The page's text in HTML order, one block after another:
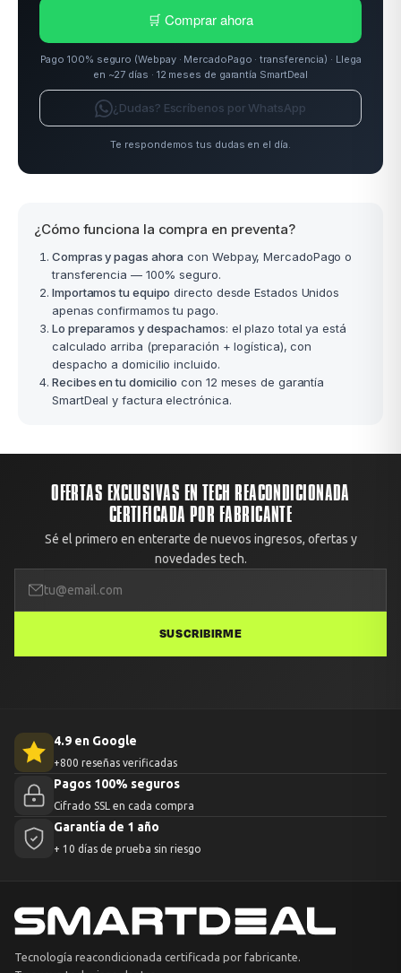
🛒 Comprar ahora
Pago 100% seguro (Webpay · MercadoPago · transferencia) · Llega
en ~27 días · 12 meses de garantía SmartDeal
¿Dudas? Escríbenos por WhatsApp
Te respondemos tus dudas en el día.
¿Cómo funciona la compra en preventa?
Compras y pagas ahora con Webpay, MercadoPago o
transferencia — 100% seguro.
Importamos tu equipo directo desde Estados Unidos
apenas confirmamos tu pago.
Lo preparamos y despachamos: el plazo total ya está
calculado arriba (preparación + logística), con
despacho a domicilio incluido.
Recibes en tu domicilio con 12 meses de garantía
SmartDeal y factura electrónica.
OFERTAS EXCLUSIVAS EN TECH REACONDICIONADA
CERTIFICADA POR FABRICANTE
Sé el primero en enterarte de nuevos ingresos, ofertas y
novedades tech.
SUSCRIBIRME
4.9 en Google
+800 reseñas verificadas
Pagos 100% seguros
Cifrado SSL en cada compra
Garantía de 1 año
+ 10 días de prueba sin riesgo
Tecnología reacondicionada certificada por fabricante.